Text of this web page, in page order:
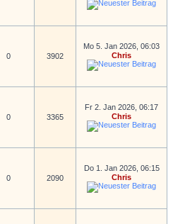
0 3902
Mo 5. Jan 2026, 06:03
Chris
0 3365
Fr 2. Jan 2026, 06:17
Chris
0 2090
Do 1. Jan 2026, 06:15
Chris